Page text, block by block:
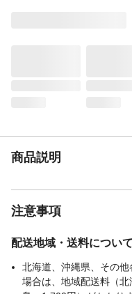
商品説明
注意事項
配送地域・送料について
北海道、沖縄県、その
場合は、地域配送料（